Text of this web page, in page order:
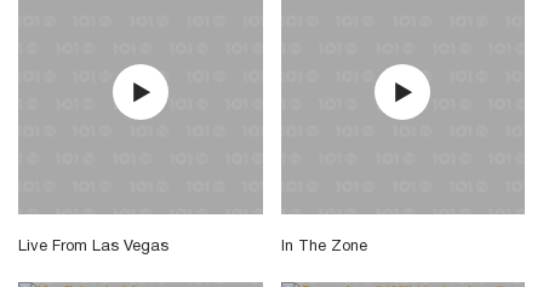
Live From Las Vegas In The Zone